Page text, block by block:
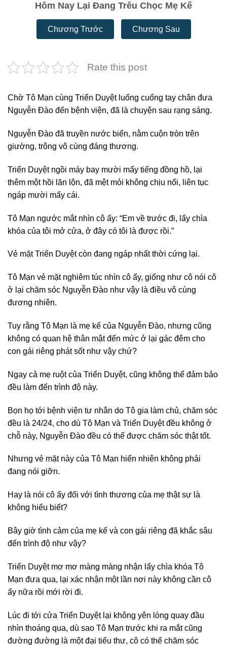
Hôm Nay Lại Đang Trêu Chọc Mẹ Kế
Chương Trước Chương Sau
Rate this post
Chờ Tô Mạn cùng Triển Duyệt luống cuống tay chân đưa
Nguyễn Đào đến bệnh viện, đã là chuyện sau rạng sáng.
Nguyễn Đào đã truyền nước biển, nằm cuộn tròn trên
giường, trông vô cùng đáng thương.
Triển Duyệt ngồi máy bay mười mấy tiếng đồng hồ, lại
thêm một hồi lăn lộn, đã mệt mỏi không chịu nổi, liên tục
ngáp mười mấy cái.
Tô Mạn ngước mắt nhìn cô ấy: “Em về trước đi, lấy chìa
khóa của tôi mở cửa, ở đây có tôi là được rồi.”
Vẻ mặt Triển Duyệt còn đang ngáp nhất thời cứng lại.
Tô Mạn vẻ mặt nghiêm túc nhìn cô ấy, giống như cô nói cô
ở lại chăm sóc Nguyễn Đào như vậy là điều vô cùng
đương nhiên.
Tuy rằng Tô Mạn là mẹ kế của Nguyễn Đào, nhưng cũng
không có quan hệ thân mật đến mức ở lại gác đêm cho
con gái riêng phát sốt như vậy chứ?
Ngay cả mẹ ruột của Triển Duyệt, cũng không thể đảm bảo
đều làm đến trình độ này.
Bọn họ tới bệnh viện tư nhân do Tô gia làm chủ, chăm sóc
đều là 24/24, cho dù Tô Mạn và Triển Duyệt đều không ở
chỗ này, Nguyễn Đào đều có thể được chăm sóc thật tốt.
Nhưng vẻ mặt này của Tô Mạn hiển nhiên không phải
đang nói giỡn.
Hay là nói cô ấy đối với tình thương của mẹ thật sự là
không hiểu biết?
Bây giờ tình cảm của mẹ kế và con gái riêng đã khắc sâu
đến trình độ như vậy?
Triển Duyệt mơ mơ màng màng nhận lấy chìa khóa Tô
Mạn đưa qua, lại xác nhận một lần nơi này không cần cô
ấy nữa rồi mới rời đi.
Lúc đi tới cửa Triển Duyệt lại không yên lòng quay đầu
nhìn thoáng qua, dù sao Tô Mạn trước khi ra mắt cũng
đường đường là một đại tiểu thư, cô có thể chăm sóc